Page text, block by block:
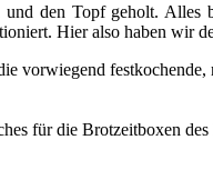
den Topf geholt.
Hier also haben wir
vorwiegend festkochende,
für die Brotzeitboxen